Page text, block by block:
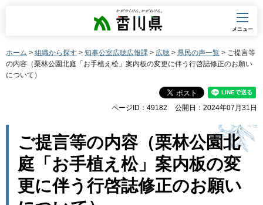
香川県
メニュー
ホーム > 組織から探す > 知事公室広聴広報課 > 広聴 > 県民の声一覧 > ご提言等
の内容（栗林公園北庭「お手植え松」案内板の変更に伴う行啓誌修正のお願い
について）
ページID：49182 公開日：2024年07月31日
ご提言等の内容（栗林公園北
庭「お手植え松」案内板の変
更に伴う行啓誌修正のお願い